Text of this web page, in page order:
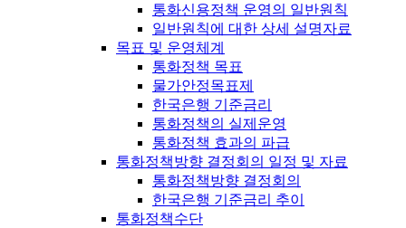
통화신용정책 운영의 일반원칙
일반원칙에 대한 상세 설명자료
목표 및 운영체계
통화정책 목표
물가안정목표제
한국은행 기준금리
통화정책의 실제운영
통화정책 효과의 파급
통화정책방향 결정회의 일정 및 자료
통화정책방향 결정회의
한국은행 기준금리 추이
통화정책수단